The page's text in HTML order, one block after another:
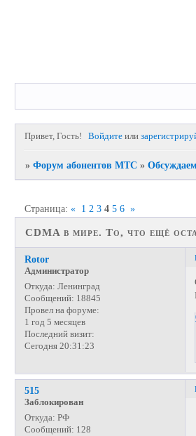
Привет, Гость! Войдите или
»Форум абонентов МТС »
CDMA в мире. То, что ещё
Страница:« 1 2 3 4 5 6 »
Rotor
Администратор
Откуда: Ленинград
Сообщений: 18845
Провел на форуме:
1 год 5 месяцев
Последний визит:
Сегодня 20:31:23
515
Заблокирован
Откуда: РФ
Сообщений: 128